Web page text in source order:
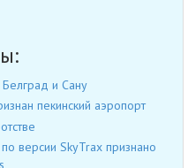
Белград и Сану
пекинский аэропорт
версии SkyTrax признано